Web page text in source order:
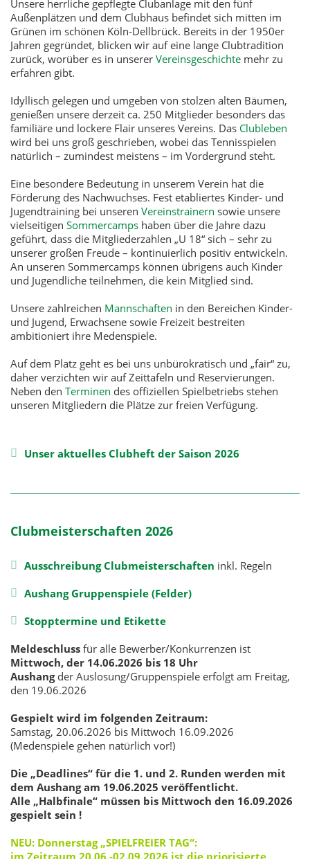
Unsere herrliche gepflegte Clubanlage mit den fünf
Außenplätzen und dem Clubhaus befindet sich mitten im
Grünen im schönen Köln-Dellbrück. Bereits in der 1950er
Jahren gegründet, blicken wir auf eine lange Clubtradition
zurück, worüber es in unsererVereinsgeschichte mehr zu
erfahren gibt.
Idyllisch gelegen und umgeben von stolzen alten Bäumen,
genießen unsere derzeit ca. 250 Mitglieder besonders das
familiäre und lockere Flair unseres Vereins. Das Clubleben
wird bei uns groß geschrieben, wobei das Tennisspielen
natürlich – zumindest meistens – im Vordergrund steht.
Eine besondere Bedeutung in unserem Verein hat die
Förderung des Nachwuchses. Fest etabliertes Kinder- und
Jugendtraining bei unseren Vereinstrainern sowie unsere
vielseitigen Sommercamps haben über die Jahre dazu
geführt, dass die Mitgliederzahlen „U 18“ sich – sehr zu
unserer großen Freude – kontinuierlich positiv entwickeln.
An unseren Sommercamps können übrigens auch Kinder
und Jugendliche teilnehmen, die kein Mitglied sind.
Unsere zahlreichen Mannschaften in den Bereichen Kinder-
und Jugend, Erwachsene sowie Freizeit bestreiten
ambitioniert ihre Medenspiele.
Auf dem Platz geht es bei uns unbürokratisch und „fair“ zu,
daher verzichten wir auf Zeittafeln und Reservierungen.
Neben den Terminen des offiziellen Spielbetriebs stehen
unseren Mitgliedern die Plätze zur freien Verfügung.
Unser aktuelles Clubheft der Saison 2026
Clubmeisterschaften 2026
Ausschreibung Clubmeisterschaften inkl. Regeln
Aushang Gruppenspiele (Felder)
Stopptermine und Etikette
Meldeschlussfür alle Bewerber/Konkurrenzen ist
Mittwoch, der 14.06.2026 bis 18 Uhr
Aushangder Auslosung/Gruppenspiele erfolgt am Freitag,
den 19.06.2026
Gespielt wird im folgenden Zeitraum:
Samstag, 20.06.2026 bis Mittwoch 16.09.2026
(Medenspiele gehen natürlich vor!)
Die „Deadlines“ für die 1. und 2. Runden werden mit
dem Aushang am 19.06.2025 veröffentlicht.
Alle „Halbfinale“ müssen bis Mittwoch den 16.09.2026
gespielt sein !
NEU: Donnerstag „SPIELFREIER TAG“: